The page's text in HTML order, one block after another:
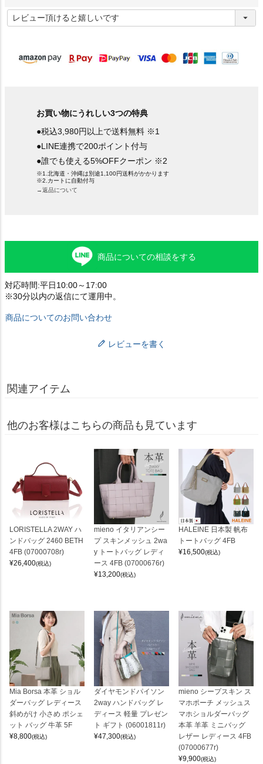
必
須
お買い物にうれしい3つの特典
●税込3,980円以上で送料無料 ※1
●LINE連携で200ポイント付与
●誰でも使える5%OFFクーポン ※2
※1.北海道・沖縄は別途1,100円送料がかかります
※2.カートに自動付与
→返品について
商品についての相談をする
対応時間:平日10:00～17:00
※30分以内の返信にて運用中。
商品についてのお問い合わせ
レビューを書く
関連アイテム
他のお客様はこちらの商品も見ています
LORISTELLA 2WAY ハ
ンドバッグ 2460 BETH
4FB (07000708r)
¥26,400(税込)
mieno イタリアンシー
プ スキンメッシュ 2wa
y トートバッグ レディ
ース 4FB (07000676r)
¥13,200(税込)
HALEINE 日本製 帆布
トートバッグ 4FB
¥16,500(税込)
Mia Borsa 本革 ショル
ダーバッグ レディース
斜めがけ 小さめ ポシェ
ット バッグ 牛革 5F
¥8,800(税込)
ダイヤモンドパイソン
2way ハンドバッグ レ
ディース 軽量 プレゼン
ト ギフト (06001811r)
¥47,300(税込)
mieno シープスキン ス
マホポーチ メッシュス
マホショルダーバッグ
本革 羊革 ミニバッグ
レザー レディース 4FB
(07000677r)
¥9,900(税込)